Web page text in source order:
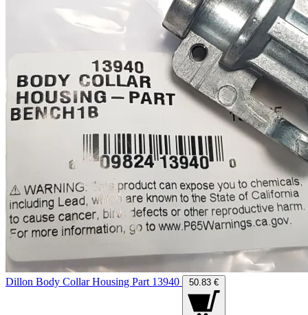
Dillon Body Collar Housing Part 13940 50.83 €